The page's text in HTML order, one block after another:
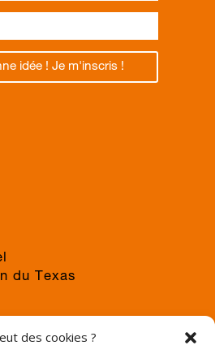
des cookies ?
idée ! Je m'inscris !
du Texas